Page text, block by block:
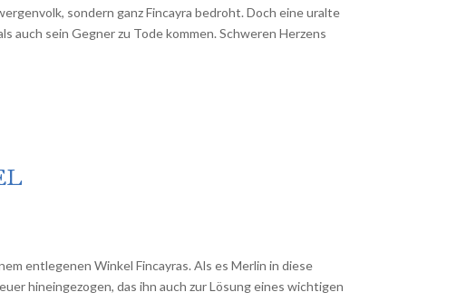
sondern ganz Fincayra bedroht. Doch eine uralte
auch sein Gegner zu Tode kommen. Schweren Herzens
entlegenen Winkel Fincayras. Als es Merlin in diese
hineingezogen, das ihn auch zur Lösung eines wichtigen